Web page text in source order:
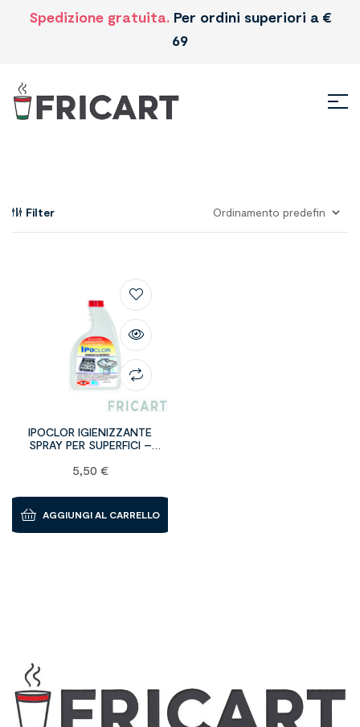
Spedizione gratuita. Per ordini superiori a €
69
Filter
IPOCLOR IGIENIZZANTE
SPRAY PER SUPERFICI –
5,50 €
AGGIUNGI AL CARRELLO